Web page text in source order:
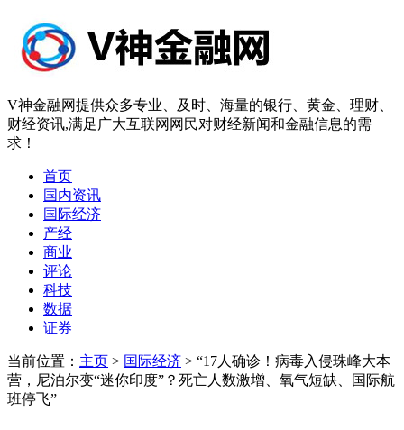
V神金融网提供众多专业、及时、海量的银行、黄金、理财、
财经资讯,满足广大互联网网民对财经新闻和金融信息的需
求！
首页
国内资讯
国际经济
产经
商业
评论
科技
数据
证券
当前位置： 主页 > 国际经济 > “17人确诊！病毒入侵珠峰大本
营，尼泊尔变“迷你印度”？死亡人数激增、氧气短缺、国际航
班停飞”